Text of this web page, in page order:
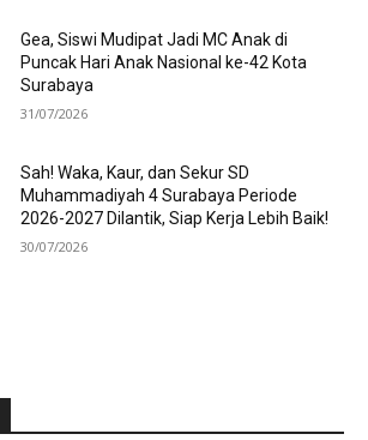
Gea, Siswi Mudipat Jadi MC Anak di
Puncak Hari Anak Nasional ke-42 Kota
Surabaya
31/07/2026
Sah! Waka, Kaur, dan Sekur SD
Muhammadiyah 4 Surabaya Periode
2026-2027 Dilantik, Siap Kerja Lebih Baik!
30/07/2026